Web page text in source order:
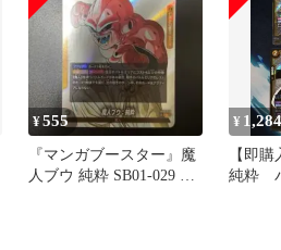
¥555
『マンガブースター』魔
人ブウ 純粋 SB01-029 リ
¥ 1,284
【即
純粋